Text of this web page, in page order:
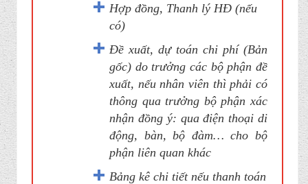
Hợp đồng, Thanh lý HĐ (nếu
có)
Đề xuất, dự toán chi phí (Bản
gốc) do trưởng các bộ phận đề
xuất, nếu nhân viên thì phải có
thông qua trưởng bộ phận xác
nhận đồng ý: qua điện thoại di
động, bàn, bộ đàm… cho bộ
phận liên quan khác
Bảng kê chi tiết nếu thanh toán